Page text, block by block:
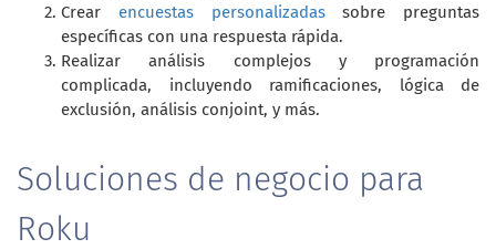
Crear encuestas personalizadassobre preguntas
específicas con una respuesta rápida.
Realizar análisis complejos y programación
complicada, incluyendo ramificaciones, lógica de
exclusión, análisis conjoint, y más.
Soluciones de negocio para
Roku